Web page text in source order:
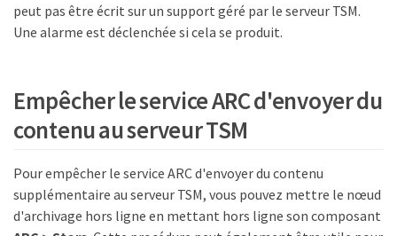
peut pas être écrit sur un support géré par le serveur TSM.
Une alarme est déclenchée si cela se produit.
Empêcher le service ARC d'envoyer du
contenu au serveur TSM
Pour empêcher le service ARC d'envoyer du contenu
supplémentaire au serveur TSM, vous pouvez mettre le nœud
d'archivage hors ligne en mettant hors ligne son composant